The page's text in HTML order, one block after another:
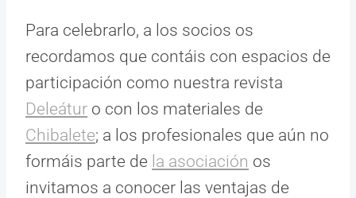
Para celebrarlo, a los socios os
recordamos que contáis con espacios de
participación como nuestra revista
Deleátur o con los materiales de
Chibalete; a los profesionales que aún no
formáis parte de la asociación os
invitamos a conocer las ventajas de